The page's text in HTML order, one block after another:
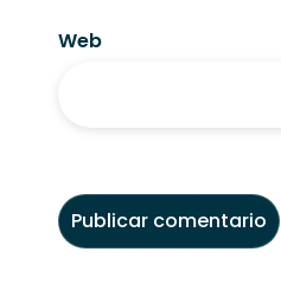
Web